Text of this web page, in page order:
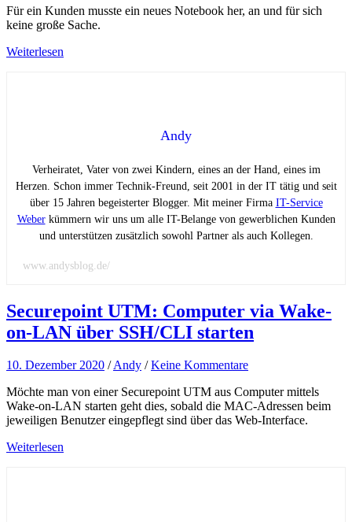
Für ein Kunden musste ein neues Notebook her, an und für sich
keine große Sache.
Weiterlesen
Andy
Verheiratet, Vater von zwei Kindern, eines an der Hand, eines im
Herzen. Schon immer Technik-Freund, seit 2001 in der IT tätig und seit
über 15 Jahren begeisterter Blogger. Mit meiner Firma IT-Service
Weberkümmern wir uns um alle IT-Belange von gewerblichen Kunden
und unterstützen zusätzlich sowohl Partner als auch Kollegen.
www.andysblog.de/
Securepoint UTM: Computer via Wake-
on-LAN über SSH/CLI starten
10. Dezember 2020 /Andy /Keine Kommentare
Möchte man von einer Securepoint UTM aus Computer mittels
Wake-on-LAN starten geht dies, sobald die MAC-Adressen beim
jeweiligen Benutzer eingepflegt sind über das Web-Interface.
Weiterlesen